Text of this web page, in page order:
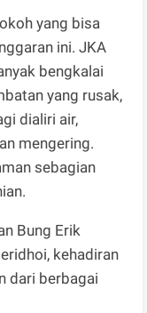
yang bisa
ini. JKA
bengkalai
yang rusak,
dialiri air,
mengering.
sebagian
Bung Erik
kehadiran
dari berbagai